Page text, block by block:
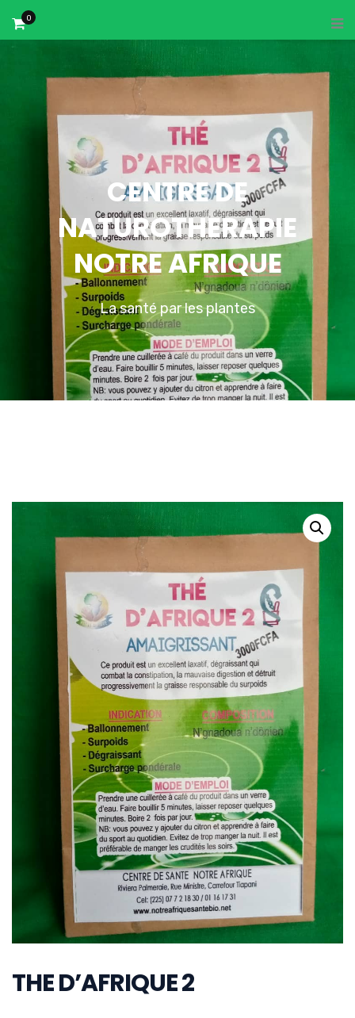
0
CENTRE DE
NATUROTHERAPIE
NOTRE AFRIQUE
La santé par les plantes
THE D’AFRIQUE 2